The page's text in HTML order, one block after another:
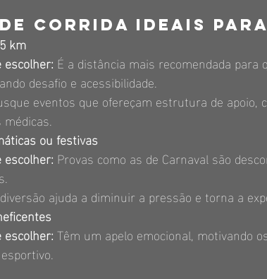
corrida ideais
km
escolher: É a distância mais recomendada para
desafio e acessibilidade.
eventos que ofereçam estrutura de apoio,
ou festivas
escolher: Provas como as de Carnaval são
ajuda a diminuir a pressão e torna a
escolher: Têm um apelo emocional, motivando